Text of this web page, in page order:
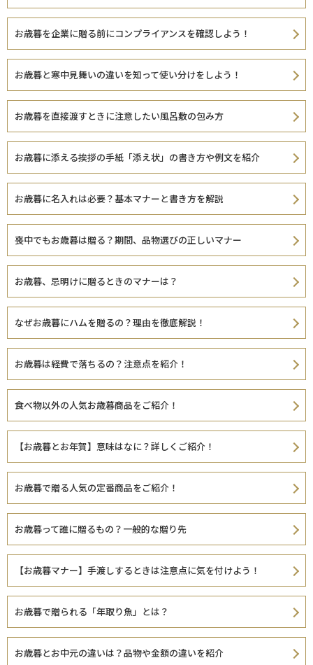
お歳暮を企業に贈る前にコンプライアンスを確認しよう！
お歳暮と寒中見舞いの違いを知って使い分けをしよう！
お歳暮を直接渡すときに注意したい風呂敷の包み方
お歳暮に添える挨拶の手紙「添え状」の書き方や例文を紹介
お歳暮に名入れは必要？基本マナーと書き方を解説
喪中でもお歳暮は贈る？期間、品物選びの正しいマナー
お歳暮、忌明けに贈るときのマナーは？
なぜお歳暮にハムを贈るの？理由を徹底解説！
お歳暮は経費で落ちるの？注意点を紹介！
食べ物以外の人気お歳暮商品をご紹介！
【お歳暮とお年賀】意味はなに？詳しくご紹介！
お歳暮で贈る人気の定番商品をご紹介！
お歳暮って誰に贈るもの？一般的な贈り先
【お歳暮マナー】手渡しするときは注意点に気を付けよう！
お歳暮で贈られる「年取り魚」とは？
お歳暮とお中元の違いは？品物や金額の違いを紹介